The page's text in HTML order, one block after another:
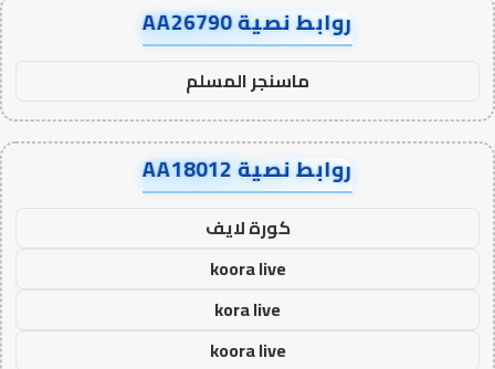
روابط نصية AA26790
ماسنجر المسلم
روابط نصية AA18012
كورة لايف
koora live
kora live
koora live